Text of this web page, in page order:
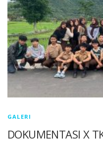
GALERI
DOKUMENTASI X